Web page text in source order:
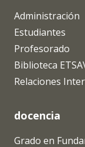
Administración
Estudiantes
Profesorado
Biblioteca
Relaciones
docencia
Grado en